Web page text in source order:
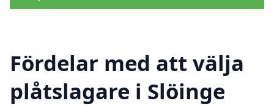
Fördelar med att välja
plåtslagare i Slöinge